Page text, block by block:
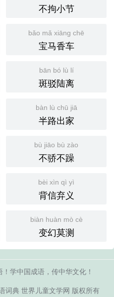
不拘小节
bǎo mǎ xiāng chē
宝马香车
bān bó lù lí
斑驳陆离
bàn lù chū jiā
半路出家
bù jiāo bù zào
不骄不躁
bèi xìn qì yì
背信弃义
biàn huàn mò cè
变幻莫测
学中国成语，传中华文化！
词典 世界儿童文学网 版权所有